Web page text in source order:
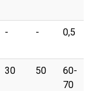
- - 0,5
30 50
60-
70